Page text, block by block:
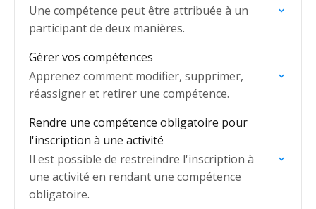
Une compétence peut être attribuée à un
participant de deux manières.
Gérer vos compétences
Apprenez comment modifier, supprimer,
réassigner et retirer une compétence.
Rendre une compétence obligatoire pour
l'inscription à une activité
Il est possible de restreindre l'inscription à
une activité en rendant une compétence
obligatoire.